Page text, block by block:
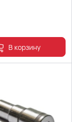
В корзину